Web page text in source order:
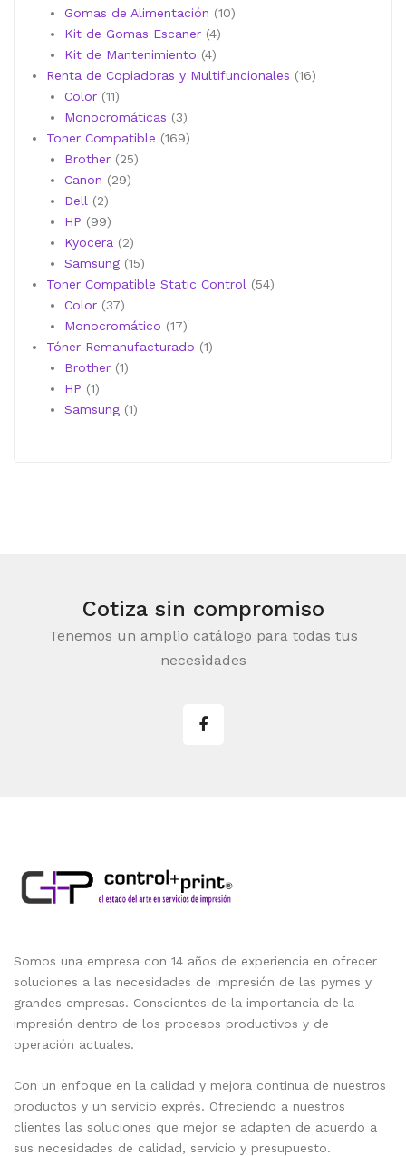
Gomas de Alimentación 1010
Kit de Gomas Escaner 44
Kit de Mantenimiento 44
productos
Renta de Copiadoras y Multifuncionales 1616
Color 1111
productos
Monocromáticas 33
productos
Toner Compatible 169169
Brother 2525
Canon 2929
Dell 22
productos
HP 9999
productos
Kyocera 22
productos
Samsung 1515
productos
Toner Compatible Static Control 5454
Color 3737
productos
Monocromático 1717
productos
Tóner Remanufacturado 11
Brother 11
HP 11
producto
Samsung 11
Cotiza sin compromiso
Tenemos un amplio catálogo para todas tus
necesidades
Somos una empresa con 14 años de experiencia en ofrecer
soluciones a las necesidades de impresión de las pymes y
grandes empresas. Conscientes de la importancia de la
impresión dentro de los procesos productivos y de
operación actuales.
Con un enfoque en la calidad y mejora continua de nuestros
productos y un servicio exprés. Ofreciendo a nuestros
clientes las soluciones que mejor se adapten de acuerdo a
sus necesidades de calidad, servicio y presupuesto.